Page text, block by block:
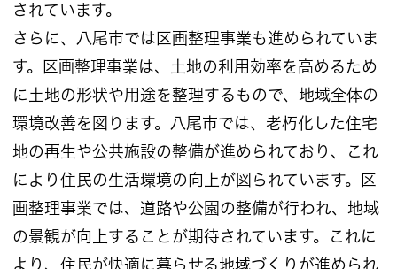
されています。
さらに、八尾市では区画整理事業も進められていま
す。区画整理事業は、土地の利用効率を高めるため
に土地の形状や用途を整理するもので、地域全体の
環境改善を図ります。八尾市では、老朽化した住宅
地の再生や公共施設の整備が進められており、これ
により住民の生活環境の向上が図られています。区
画整理事業では、道路や公園の整備が行われ、地域
の景観が向上することが期待されています。これに
より、住民が快適に暮らせる地域づくりが進められ